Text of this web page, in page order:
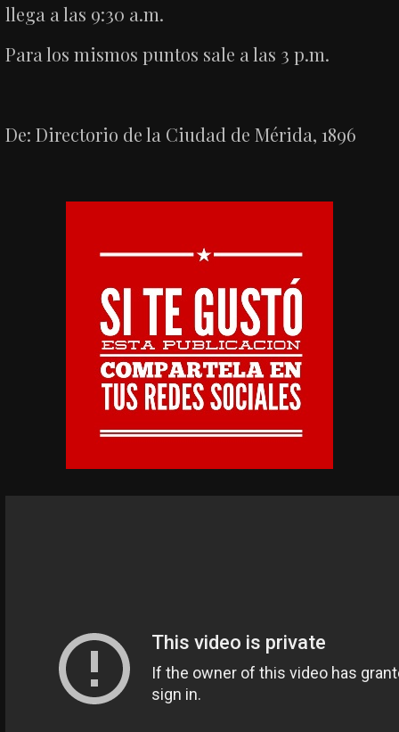
llega a las 9:30 a.m.
Para los mismos puntos sale a las 3 p.m.
De: Directorio de la Ciudad de Mérida, 1896